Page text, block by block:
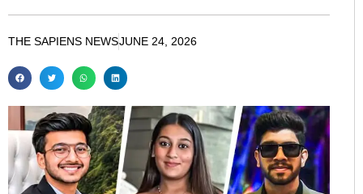
THE SAPIENS NEWSJUNE 24, 2026